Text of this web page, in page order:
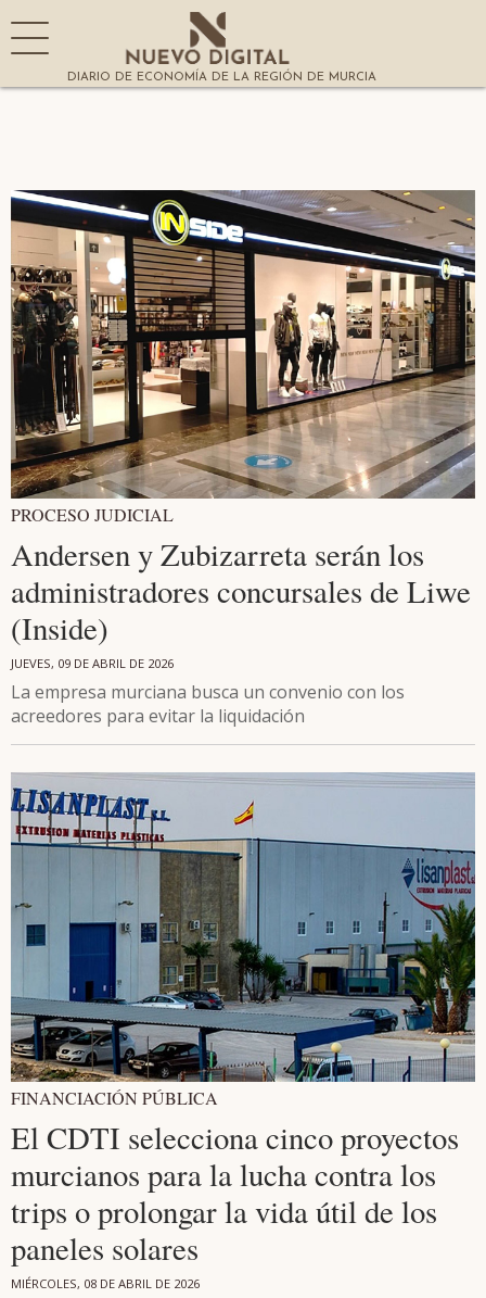
DIARIO DE ECONOMÍA DE LA REGIÓN DE MURCIA
PROCESO JUDICIAL
Andersen y Zubizarreta serán los
administradores concursales de Liwe
(Inside)
JUEVES, 09 DE ABRIL DE 2026
La empresa murciana busca un convenio con los
acreedores para evitar la liquidación
FINANCIACIÓN PÚBLICA
El CDTI selecciona cinco proyectos
murcianos para la lucha contra los
trips o prolongar la vida útil de los
paneles solares
MIÉRCOLES, 08 DE ABRIL DE 2026